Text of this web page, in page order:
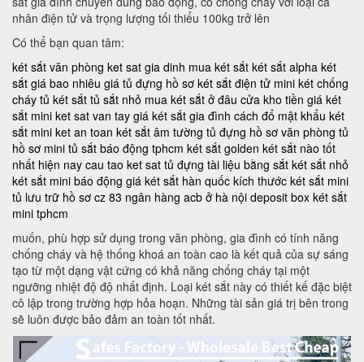
nhân điện tử và trọng lượng tối thiểu 100kg trở lên
Có thể bạn quan tâm:
két sắt văn phòng ket sat gia dinh mua két sắt két sắt alpha két
sắt giá bao nhiêu giá tủ đựng hồ sơ két sắt điện tử mini két chống
cháy tủ két sắt tủ sắt nhỏ mua két sắt ở đâu cửa kho tiền giá két
sắt mini ket sat van tay giá két sắt gia đình cách đổ mật khẩu két
sắt mini ket an toan két sắt âm tường tủ đựng hồ sơ văn phòng tủ
hồ sơ mini tủ sắt báo động tphcm két sắt golden két sắt nào tốt
nhất hiện nay cau tao ket sat tủ đựng tài liệu bằng sắt két sắt nhỏ
két sắt mini báo động giá két sắt hàn quốc kích thước két sắt mini
tủ lưu trữ hồ sơ cz 83 ngân hàng acb ở hà nội deposit box két sắt
mini tphcm
muốn, phù hợp sử dụng trong văn phòng, gia đình có tính năng
chống cháy và hệ thống khoá an toàn cao là kết quả của sự sáng
tạo từ một dạng vật cứng có khả năng chống cháy tại một
ngưỡng nhiệt độ độ nhất định. Loại két sắt này có thiết kế đặc biệt
cô lập trong trường hợp hỏa hoạn. Những tài sản giá trị bên trong
sẽ luôn được bảo đảm an toàn tốt nhất.